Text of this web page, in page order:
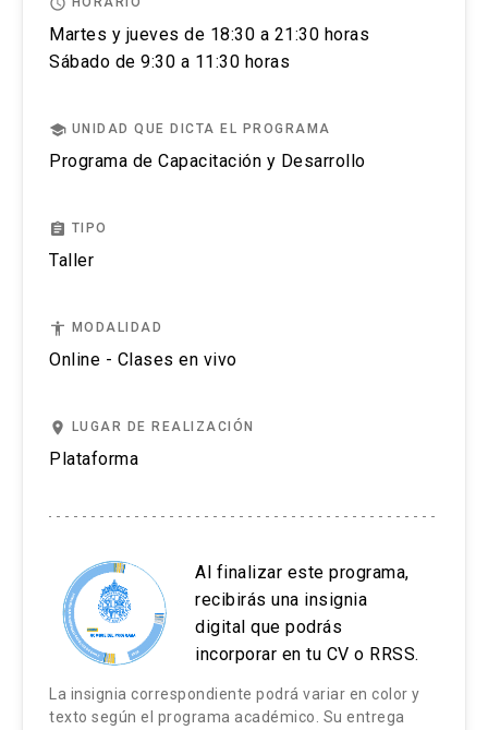
Martes y jueves de 18:30 a 21:30 horas
Sábado de 9:30 a 11:30 horas
school UNIDAD QUE DICTA EL PROGRAMA
Programa de Capacitación y Desarrollo
assignment TIPO
Taller
accessibility MODALIDAD
Online - Clases en vivo
place LUGAR DE REALIZACIÓN
Plataforma
Al finalizar este programa,
recibirás una insignia
digital que podrás
incorporar en tu CV o RRSS.
La insignia correspondiente podrá variar en color y
texto según el programa académico. Su entrega